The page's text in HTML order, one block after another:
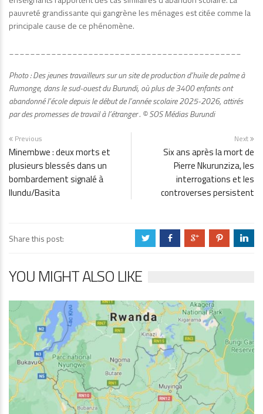
pauvreté grandissante qui gangrène les ménages est citée comme la
principale cause de ce phénomène.
Photo : Des jeunes travailleurs sur un site de production d’huile de palme à
Rumonge, dans le sud-ouest du Burundi, où plus de 3400 enfants ont
abandonné l’école depuis le début de l’année scolaire 2025-2026, attirés
par des promesses de travail à l’étranger . ©SOS Médias Burundi
Previous
Minembwe : deux morts et
plusieurs blessés dans un
bombardement signalé à
Ilundu/Basita
Next
Six ans après la mort de
Pierre Nkurunziza, les
interrogations et les
controverses persistent
Share this post: a b c d j
YOU MIGHT ALSO LIKE